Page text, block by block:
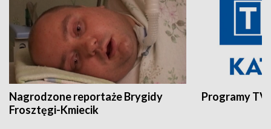
Nagrodzone reportaże Brygidy
Frosztęgi-Kmiecik
Programy